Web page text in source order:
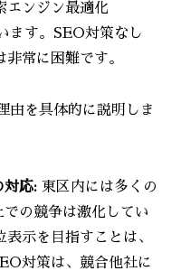
エンジン最適化
ます。SEO対策なし
常に困難です。
由を具体的に説明しま
対応: 東区内には多くの
の競争は激化してい
示を目指すことは、
対策は、競合他社に